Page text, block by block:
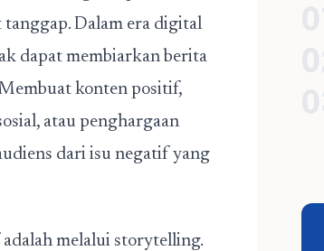
Dalam era digital
dapat membiarkan berita
konten positif,
atau penghargaan
dari isu negatif yang
melalui storytelling.